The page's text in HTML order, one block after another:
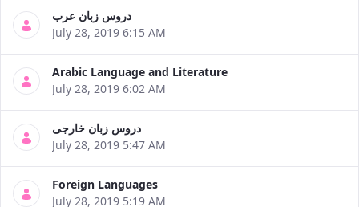
Political
Quarterly
Management
of
Teaching
Learning
Environments
in
دروس زبان عرب
July 28, 2019 6:15 AM
Arabic Language and Literature
July 28, 2019 6:02 AM
دروس زبان خارجی
July 28, 2019 5:47 AM
Foreign Languages
July 28, 2019 5:19 AM